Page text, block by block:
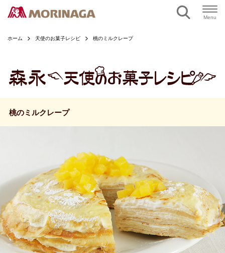
Menu
ホーム 天使のお菓子レシピ 桃のミルクレープ
桃のミルクレープ